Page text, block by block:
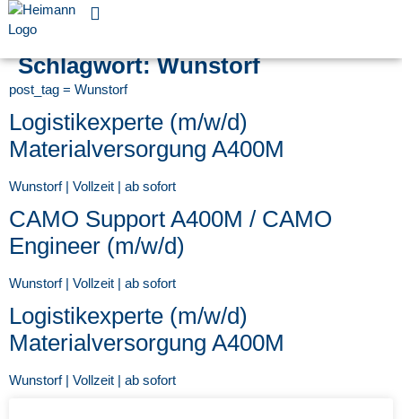
Schlagwort:Wunstorf
post_tag = Wunstorf
Logistikexperte (m/w/d)
Materialversorgung A400M
Wunstorf | Vollzeit | ab sofort
CAMO Support A400M / CAMO
Engineer (m/w/d)
Wunstorf | Vollzeit | ab sofort
Logistikexperte (m/w/d)
Materialversorgung A400M
Wunstorf | Vollzeit | ab sofort